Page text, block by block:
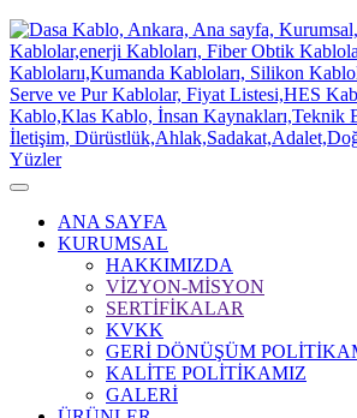
ANA SAYFA
KURUMSAL
HAKKIMIZDA
VİZYON-MİSYON
SERTİFİKALAR
KVKK
GERİ DÖNÜŞÜM
KALİTE POLİTİKAMIZ
GALERİ